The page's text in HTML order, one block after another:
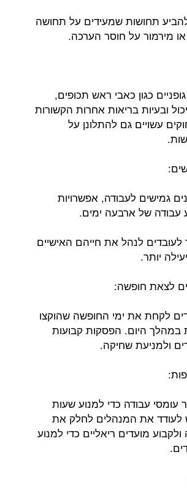
תחושות שמעידים על תחושה
מירמור על חוסר הערכה.
כגון כאבי ראש תכופים,
ובעיות בריאות אחרות הקשורות
עשויים גם להתלונן על
גמישים לעבודה, אפשרויות
עבודה של ארבעה ימים.
לעובדים לנהל את חייהם האישיים
יותר.
לקחת את ימי החופשה שהוקצו
במהלך היום. הפסקות קבועות
ולמניעת שחיקה.
עבודה כדי למנוע שעות
לעודד את המנהלים לחלק את
מועדים ריאליים כדי למנוע